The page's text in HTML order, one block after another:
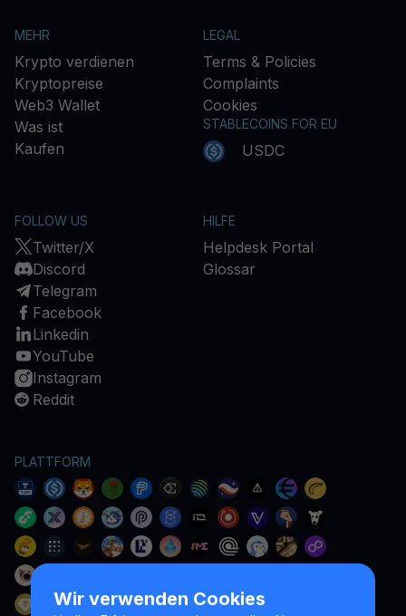
Wir verwenden Cookies
MEHR
Krypto verdienen
Kryptopreise
Web3 Wallet
Was ist
Kaufen
LEGAL
Terms & Policies
Complaints
Cookies
STABLECOINS FOR EU
USDC
FOLLOW US
Twitter/X
Discord
Telegram
Facebook
Linkedin
YouTube
Instagram
Reddit
HILFE
Helpdesk Portal
Glossar
PLATTFORM